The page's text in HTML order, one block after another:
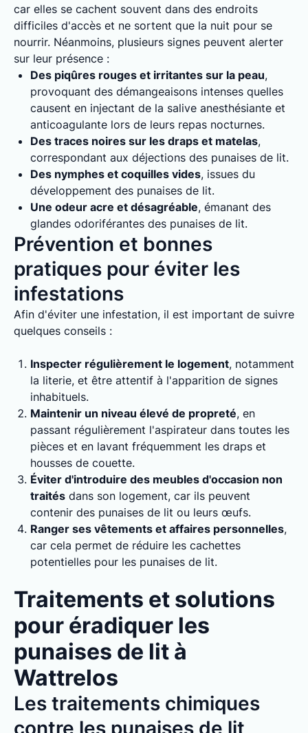
car elles se cachent souvent dans des endroits
difficiles d'accès et ne sortent que la nuit pour se
nourrir. Néanmoins, plusieurs signes peuvent alerter
sur leur présence :
Des piqûres rouges et irritantes sur la peau,
provoquant des démangeaisons intenses quelles
causent en injectant de la salive anesthésiante et
anticoagulante lors de leurs repas nocturnes.
Des traces noires sur les draps et matelas,
correspondant aux déjections des punaises de lit.
Des nymphes et coquilles vides, issues du
développement des punaises de lit.
Une odeur acre et désagréable, émanant des
glandes odoriférantes des punaises de lit.
Prévention et bonnes
pratiques pour éviter les
infestations
Afin d'éviter une infestation, il est important de suivre
quelques conseils :
Inspecter régulièrement le logement, notamment
la literie, et être attentif à l'apparition de signes
inhabituels.
Maintenir un niveau élevé de propreté, en
passant régulièrement l'aspirateur dans toutes les
pièces et en lavant fréquemment les draps et
housses de couette.
Éviter d'introduire des meubles d'occasion non
traités dans son logement, car ils peuvent
contenir des punaises de lit ou leurs œufs.
Ranger ses vêtements et affaires personnelles,
car cela permet de réduire les cachettes
potentielles pour les punaises de lit.
Traitements et solutions
pour éradiquer les
punaises de lit à
Wattrelos
Les traitements chimiques
contre les punaises de lit